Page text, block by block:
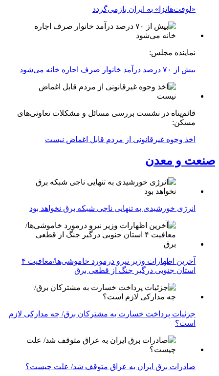
«لوفت‌هانزا» به ایران بازمی‌گردد
نماینده مجلس:
بیش از ۷۰ درصد درآمد خانوار صرف اجاره خانه می‌شود
قائم‌پناه در نشست بررسی مسائل و مشکلات تعاونی‌های
مسکن:
اخذ وجوه غیرقانونی از مردم قابل اغماض نیست
صنعت و معدن
انرژی خورشیدی به تنهایی ناجی شبکه برق نخواهد بود
آخرین اظهارات وزیر نیرو درمورد خاموشی‌ها/معافیت ۴
استان جنوبی درگیر جنگ از قطعی برق
جزئیات پرداخت خسارت به مشترکان برق/ چه مدارکی لازم
است؟
صادرات برق ایران به عراق متوقف شد/ علت چیست؟